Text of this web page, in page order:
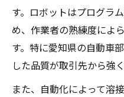
す。ロボットはプログラ
め、作業者の熟練度によ
す。特に愛知県の自動車
した品質が取引先から強
また、自動化によって溶